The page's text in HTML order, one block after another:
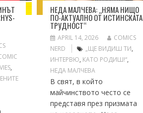
,
НЕДА МАЛЧЕВА: „НЯМА НИЩО
ПО-АКТУАЛНО ОТ ИСТИНСКАТА
ТРУДНОСТ“
APRIL 14, 2026
COMICS
NERD
„ЩЕ ВИДИШ ТИ,
ИНТЕРВЮ, КАТО РОДИШ!“,
НЕДА МАЛЧЕВА
В свят, в който
майчинството често се
представя през призмата